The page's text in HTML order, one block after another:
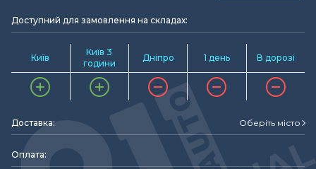
Доступний для замовлення на складах:
Київ
Київ 3
години
Дніпро 1 день В дорозі
Доставка: Оберіть місто
Оплата: